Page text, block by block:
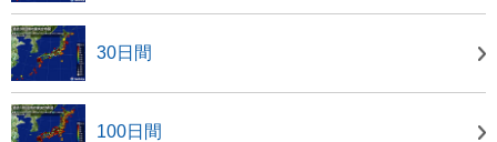
30日間
100日間